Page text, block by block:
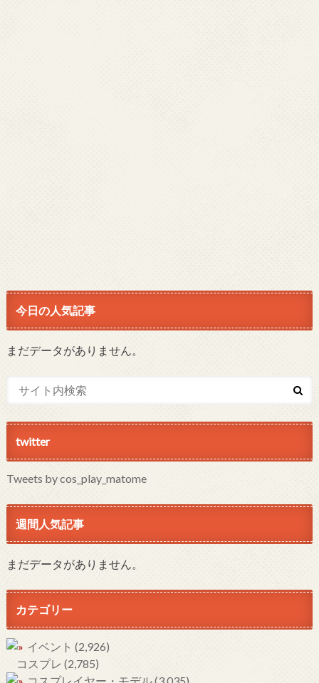
今日の人気記事
まだデータがありません。
twitter
Tweets by cos_play_matome
週間人気記事
まだデータがありません。
カテゴリー
イベント (2,926)
コスプレ (2,785)